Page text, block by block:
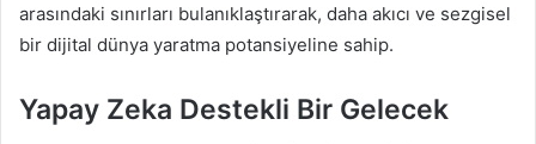
arasındaki sınırları bulanıklaştırarak, daha akıcı ve sezgisel
bir dijital dünya yaratma potansiyeline sahip.
Yapay Zeka Destekli Bir Gelecek